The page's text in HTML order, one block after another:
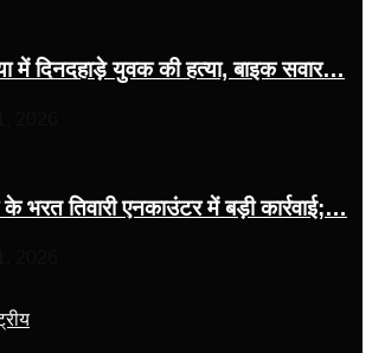
में दिनदहाड़े युवक की हत्या, बाइक सवार…
भरत तिवारी एनकाउंटर में बड़ी कार्रवाई;…